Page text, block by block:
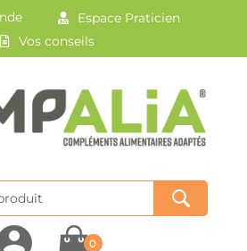
Espace Praticien
Vos conseils
0